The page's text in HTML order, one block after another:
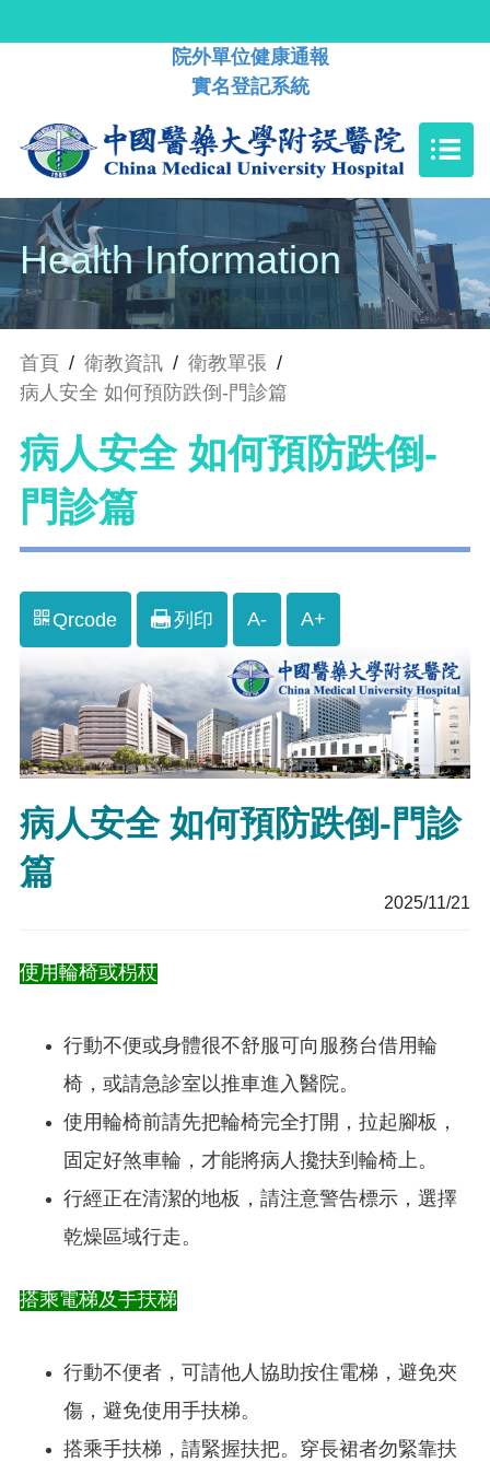
院外單位健康通報
實名登記系統
Health Information
首頁 / 衛教資訊 / 衛教單張 /
病人安全 如何預防跌倒-門診篇
病人安全 如何預防跌倒-
門診篇
Qrcode 列印 A- A+
病人安全 如何預防跌倒-門診
篇
2025/11/21
使用輪椅或枴杖
行動不便或身體很不舒服可向服務台借用輪
椅，或請急診室以推車進入醫院。
使用輪椅前請先把輪椅完全打開，拉起腳板，
固定好煞車輪，才能將病人攙扶到輪椅上。
行經正在清潔的地板，請注意警告標示，選擇
乾燥區域行走。
搭乘電梯及手扶梯
行動不便者，可請他人協助按住電梯，避免夾
傷，避免使用手扶梯。
搭乘手扶梯，請緊握扶把。穿長裙者勿緊靠扶